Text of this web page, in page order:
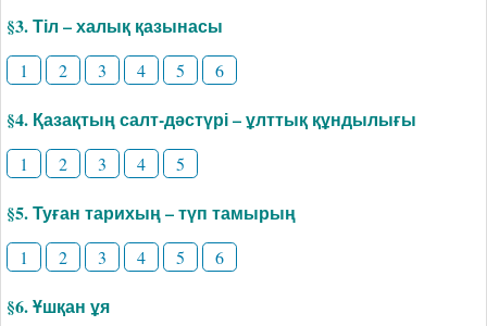
§3. Тіл – халық қазынасы
1 2 3 4 5 6
§4. Қазақтың салт-дәстүрі – ұлттық құндылығы
1 2 3 4 5
§5. Туған тарихың – түп тамырың
1 2 3 4 5 6
§6. Ұшқан ұя